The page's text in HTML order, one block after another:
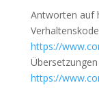
Antworten auf
https://
https://